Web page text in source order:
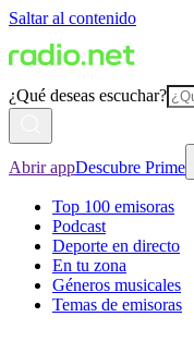
Saltar al contenido
¿Qué deseas escuchar?
Abrir appDescubre Prime
Top 100 emisoras
Podcast
Deporte en directo
En tu zona
Géneros musicales
Temas de emisoras